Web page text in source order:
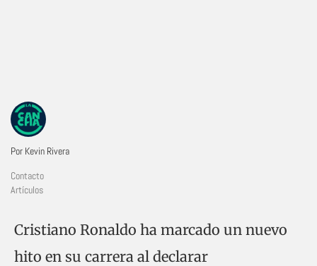
Por Kevin Rivera
Contacto
Artículos
Cristiano Ronaldo ha marcado un nuevo
hito en su carrera al declarar